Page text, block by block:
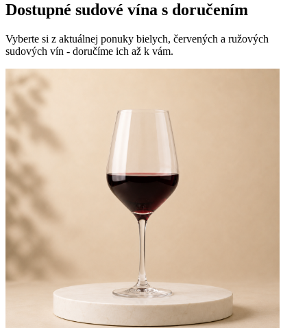
Dostupné sudové vína s doručením
Vyberte si z aktuálnej ponuky bielych, červených a ružových
sudových vín - doručíme ich až k vám.